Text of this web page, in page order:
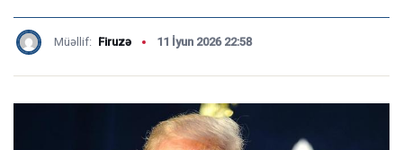
Müəllif: Firuzə 11 İyun 2026 22:58